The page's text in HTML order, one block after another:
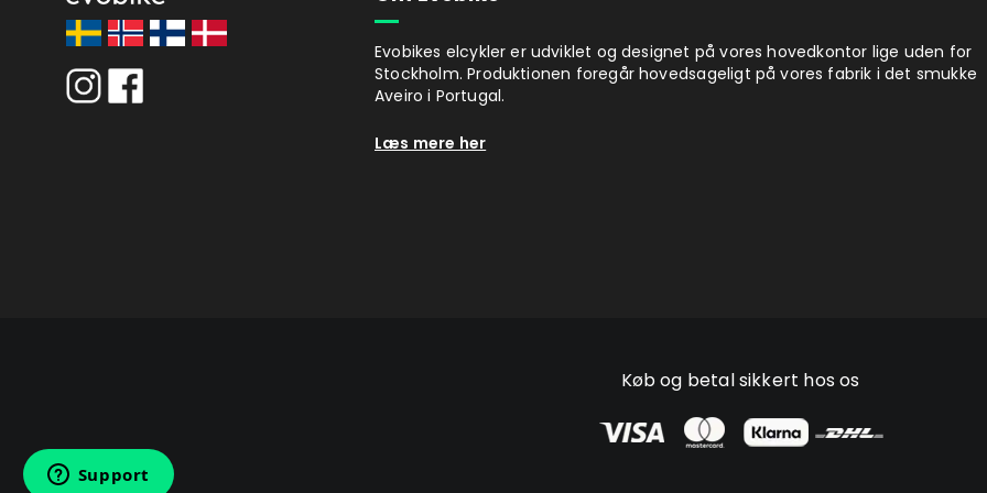
Evobikes elcykler er udviklet og designet på vores hovedkontor lige uden for
Stockholm. Produktionen foregår hovedsageligt på vores fabrik i det smukke
Aveiro i Portugal.
Læs mere her
Køb og betal sikkert hos os